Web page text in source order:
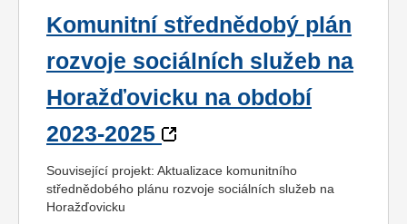
Komunitní střednědobý plán
rozvoje sociálních služeb na
Horažďovicku na období
2023-2025
Související projekt: Aktualizace komunitního
střednědobého plánu rozvoje sociálních služeb na
Horažďovicku